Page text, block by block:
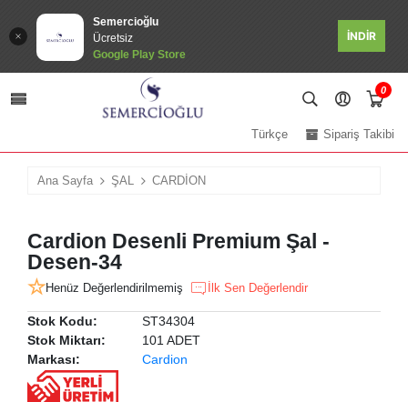
Semercioğlu
Ücretsiz
Google Play Store
İNDİR
0
Sipariş Takibi
Türkçe
Ana Sayfa ŞAL CARDİON
Cardion Desenli Premium Şal -
Desen-34
Henüz Değerlendirilmemiş İlk Sen Değerlendir
Stok Kodu:
ST34304
Stok Miktarı:
101 ADET
Markası:
Cardion